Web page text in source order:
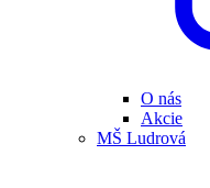
O nás
Akcie
MŠ Ludrová